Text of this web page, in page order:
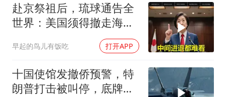
赴京祭祖后，琉球通告全
世界：美国须得撤走海马
早起的鸟儿有饭吃 打开APP
十国使馆发撤侨预警，特
朗普打击被叫停，底牌将